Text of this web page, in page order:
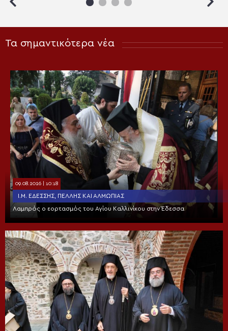
Τα σημαντικότερα νέα
09.08.2026 | 10:18
Ι.Μ. ΕΔΈΣΣΗΣ, ΠΈΛΛΗΣ ΚΑΙ ΑΛΜΩΠΊΑΣ
Λαμπρός ο εορτασμός του Αγίου Καλλινίκου στην Έδεσσα